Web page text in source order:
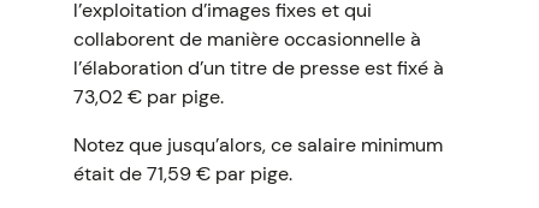
l’exploitation d’images fixes et qui
collaborent de manière occasionnelle à
l’élaboration d’un titre de presse est fixé à
73,02 € par pige.
Notez que jusqu’alors, ce salaire minimum
était de 71,59 € par pige.